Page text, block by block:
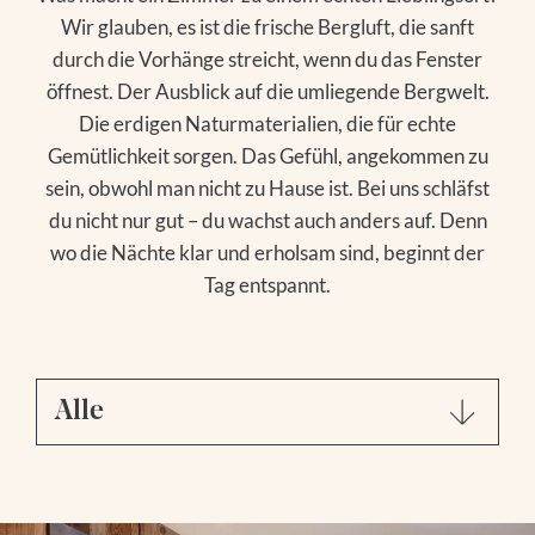
SOCIAL MEDIA
WEBCAMS
ANFRAGEN
BUCHEN
Wanderhotel
WANDERSERVICE
TOURENTIPPS
GROSSVENEDIGER
Wellness
WASSERWELT
DAY SPA
Bergsommer
BIKEN
GOLFEN
Bergwinter
SKIFAHREN
WINTERWANDERN
Folge uns
Instagram
Youtube
Wir glauben, es ist die frische Bergluft, die sanft
durch die Vorhänge streicht, wenn du das Fenster
öffnest. Der Ausblick auf die umliegende Bergwelt.
Die erdigen Naturmaterialien, die für echte
Gemütlichkeit sorgen. Das Gefühl, angekommen zu
sein, obwohl man nicht zu Hause ist. Bei uns schläfst
du nicht nur gut – du wachst auch anders auf. Denn
wo die Nächte klar und erholsam sind, beginnt der
Tag entspannt.
Alle